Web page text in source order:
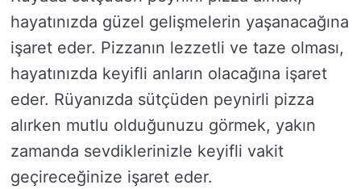
hayatınızda güzel gelişmelerin yaşanacağına
işaret eder. Pizzanın lezzetli ve taze olması,
hayatınızda keyifli anların olacağına işaret
eder. Rüyanızda sütçüden peynirli pizza
alırken mutlu olduğunuzu görmek, yakın
zamanda sevdiklerinizle keyifli vakit
geçireceğinize işaret eder.